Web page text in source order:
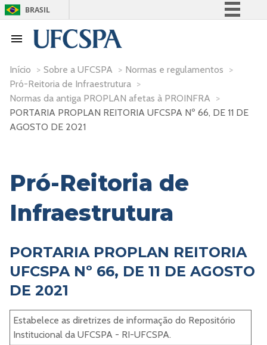
BRASIL
Participe
Início > Sobre a UFCSPA > Normas e regulamentos >
Pró-Reitoria de Infraestrutura >
Normas da antiga PROPLAN afetas à PROINFRA >
PORTARIA PROPLAN REITORIA UFCSPA Nº 66, DE 11 DE
AGOSTO DE 2021
Pró-Reitoria de
Infraestrutura
PORTARIA PROPLAN REITORIA
UFCSPA Nº 66, DE 11 DE AGOSTO
DE 2021
Estabelece as diretrizes de informação do Repositório
Institucional da UFCSPA - RI-UFCSPA.